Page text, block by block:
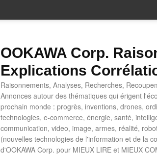
OOKAWA Corp.
Explications
Raisonnements, Analyses, Recherches,
Annonces autour des thématiques qui érigent
prochain monde : progrès, inventions, drones,
technologies, e-commerce, énergie, santé,
communication, video, image, armes, réalité,
(nouvelles technologies de l'information et de la
d'OOKAWA Corp. pour MIEUX LIRE et MIEUX